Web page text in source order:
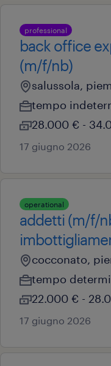
professional
back office
(m/f/nb)
salussola,
tempo
28.000 € -
17 giugno 2026
operational
addetti (m/f/
cocconato,
tempo
22.000 € -
17 giugno 2026